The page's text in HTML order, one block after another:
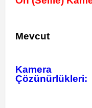
Mevcut
Kamera
Çözünürlükleri: